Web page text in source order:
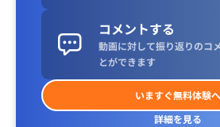
コメントする
動画に対して振り返りのコ
とができます
いますぐ無料体験へ
詳細を見る